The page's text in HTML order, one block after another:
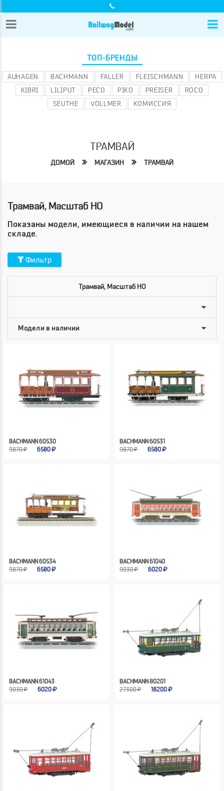
ТОП-БРЕНДЫ
AUHAGEN BACHMANN FALLER FLEISCHMANN
HERPA
KIBRI
LILIPUT PECO PIKO PREISER
ROCO
SEUTHE
VOLLMER КОМИССИЯ
ТРАМВАЙ
ДОМОЙ МАГАЗИН ТРАМВАЙ
Трамвай, Масштаб HO
Показаны модели, имеющиеся в наличии на нашем
складе.
Фильтр
Трамвай, Масштаб HO
BACHMANN 60530
9870 ₽
6580
BACHMANN 60531
9870 ₽
6580
BACHMANN 60534
9870 ₽
6580
BACHMANN 61040
9030 ₽
6020
BACHMANN 61043
9030 ₽
6020
BACHMANN 80201
27300 ₽
18200